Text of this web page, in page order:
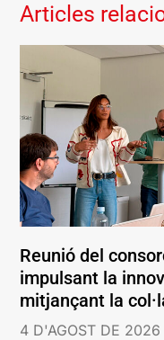
Articles
Reunió del
impulsant la
mitjançant la
4 D'AGOST DE 2026